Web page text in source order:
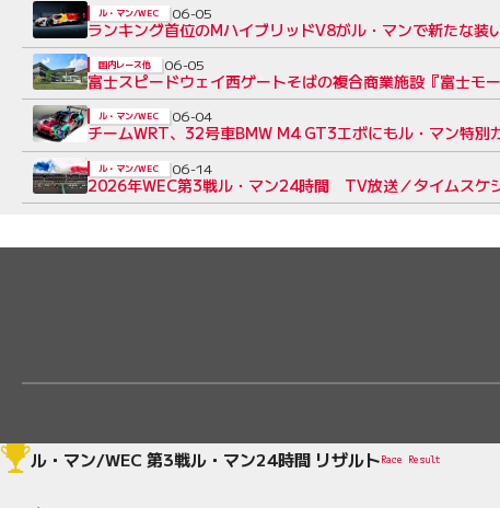
ランキング首位のMハイブリッドV8がル・マンで新たな
ル・マン/WEC 06-05
富士スピードウェイ西ゲートそばの複合商業施設『富士モ
国内レース他 06-05
チームWRT、32号車BMW M4 GT3エボにもル・マン特別
ル・マン/WEC 06-04
2026年WEC第3戦ル・マン24時間 TV放送／タイムスケ
ル・マン/WEC 06-14
ル・マン/WEC 第3戦ル・マン24時間 リザルトRace Result